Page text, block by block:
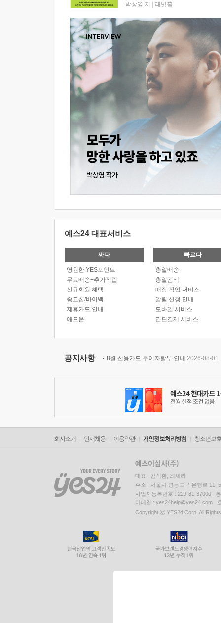
박상영 저 래빗홀
예스24 대표서비스
싸다
영원한 YES포인트
무료배송+추가적립
신규회원 혜택
중고샵/바이백
제휴카드 안내
애드온
빠르다
총알배송
총알검색
매장 픽업 서비스
알림 신청 안내
모바일 서비스
간편결제 서비스
공지사항 8월 신용카드 무이자할부 안내 2026-08-01
회사소개 인재채용 이용약관 개인정보처리방침 청소년보
대표 : 김석환, 최세라
주소 : 서울시 영등포구 은행로 11,
사업자등록번호 : 229-81-37000
이메일 : yes24help@yes24.com
Copyright ⓒ YES24 Corp. All